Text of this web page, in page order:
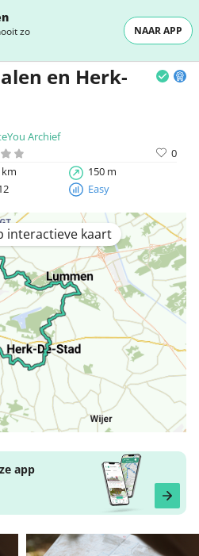
zo
NAAR APP
en Herk-
Archief
0
km
150 m
Easy
interactieve kaart
app